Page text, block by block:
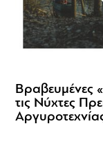
Βραβευμένες
τις Νύχτες